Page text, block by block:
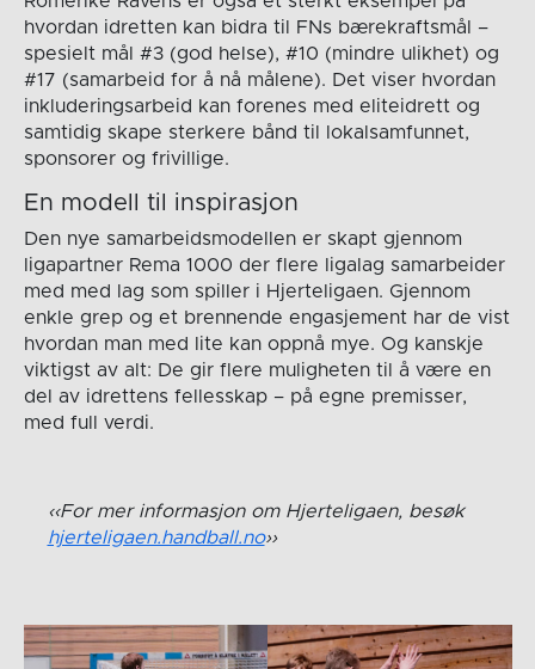
hvordan idretten kan bidra til FNs bærekraftsmål –
spesielt mål #3 (god helse), #10 (mindre ulikhet) og
#17 (samarbeid for å nå målene). Det viser hvordan
inkluderingsarbeid kan forenes med eliteidrett og
samtidig skape sterkere bånd til lokalsamfunnet,
sponsorer og frivillige.
En modell til inspirasjon
Den nye samarbeidsmodellen er skapt gjennom
ligapartner Rema 1000 der flere ligalag samarbeider
med med lag som spiller i Hjerteligaen. Gjennom
enkle grep og et brennende engasjement har de vist
hvordan man med lite kan oppnå mye. Og kanskje
viktigst av alt: De gir flere muligheten til å være en
del av idrettens fellesskap – på egne premisser,
med full verdi.
For mer informasjon om Hjerteligaen, besøk
hjerteligaen.handball.no